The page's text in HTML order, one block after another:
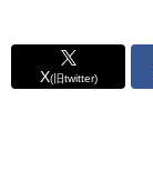
X(旧twitter)